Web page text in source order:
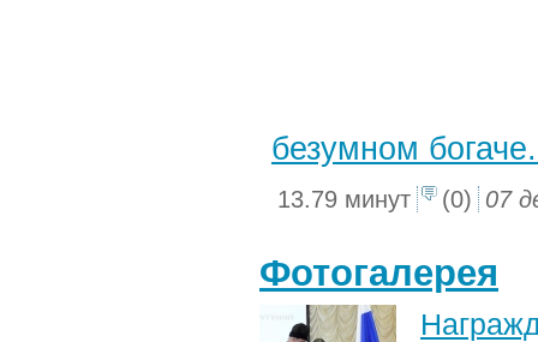
безумном
13.79 минут (0) 07
Фотогалерея